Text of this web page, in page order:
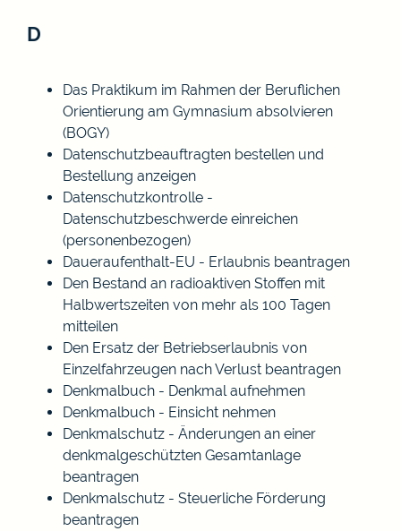
D
Das Praktikum im Rahmen der Beruflichen
Orientierung am Gymnasium absolvieren
(BOGY)
Datenschutzbeauftragten bestellen und
Bestellung anzeigen
Datenschutzkontrolle -
Datenschutzbeschwerde einreichen
(personenbezogen)
Daueraufenthalt-EU - Erlaubnis beantragen
Den Bestand an radioaktiven Stoffen mit
Halbwertszeiten von mehr als 100 Tagen
mitteilen
Den Ersatz der Betriebserlaubnis von
Einzelfahrzeugen nach Verlust beantragen
Denkmalbuch - Denkmal aufnehmen
Denkmalbuch - Einsicht nehmen
Denkmalschutz - Änderungen an einer
denkmalgeschützten Gesamtanlage
beantragen
Denkmalschutz - Steuerliche Förderung
beantragen